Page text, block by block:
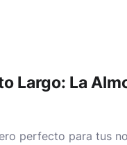
Largo: La
perfecto para tus